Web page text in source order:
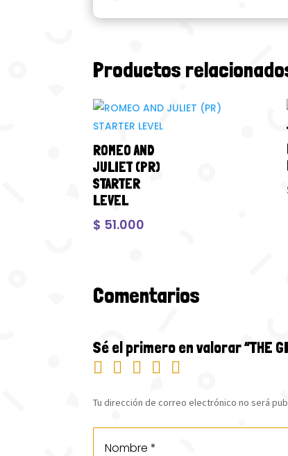
Productos
ROMEO AND
JULIET (PR)
STARTER
LEVEL
$ 51.000
Comentarios
Sé el primero en valorar “THE
Tu dirección de correo electrónico no será